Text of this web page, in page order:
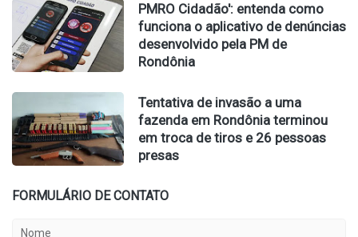
PMRO Cidadão': entenda como
funciona o aplicativo de denúncias
desenvolvido pela PM de
Rondônia
Tentativa de invasão a uma
fazenda em Rondônia terminou
em troca de tiros e 26 pessoas
presas
FORMULÁRIO DE CONTATO